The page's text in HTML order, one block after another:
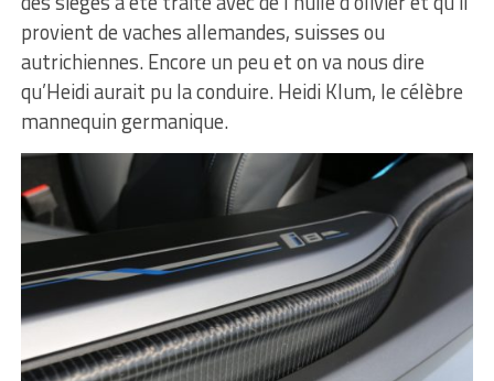
provient de vaches allemandes, suisses ou
autrichiennes. Encore un peu et on va nous dire
qu’Heidi aurait pu la conduire. Heidi Klum, le célèbre
mannequin germanique.